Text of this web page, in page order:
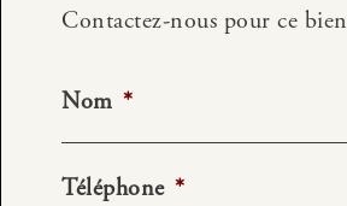
Contactez-nous pour ce bien
Nom *
Téléphone *